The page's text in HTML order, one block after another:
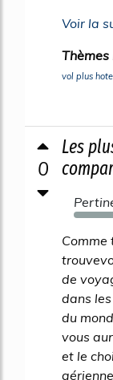
Voir la
Thèmes
vol plus
0
Les
548%
Comme
de
dans
du
vous
et le